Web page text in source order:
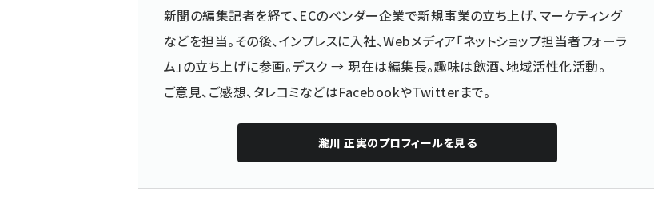
新聞の編集記者を経て、ECのベンダー企業で新規事業の立ち上げ、マーケティング
などを担当。その後、インプレスに入社、Webメディア「ネットショップ担当者フォーラ
ム」の立ち上げに参画。デスク → 現在は編集長。趣味は飲酒、地域活性化活動。
ご意見、ご感想、タレコミなどはFacebookやTwitterまで。
瀧川 正実のプロフィールを見る